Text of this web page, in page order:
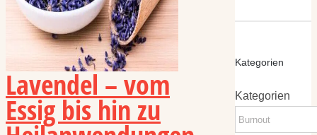
Lavendel – vom
Essig bis hin zu
Kategorien
Kategorien